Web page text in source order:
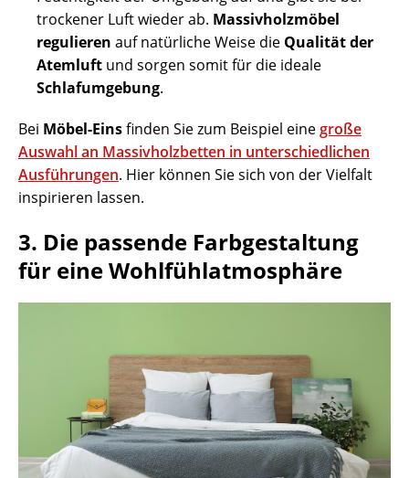
trockener Luft wieder ab. Massivholzmöbel
regulieren auf natürliche Weise die Qualität der
Atemluft und sorgen somit für die ideale
Schlafumgebung.
Bei Möbel-Einsfinden Sie zum Beispiel einegroße
Auswahl an Massivholzbetten in unterschiedlichen
Ausführungen. Hier können Sie sich von der Vielfalt
inspirieren lassen.
3. Die passende Farbgestaltung
für eine Wohlfühlatmosphäre